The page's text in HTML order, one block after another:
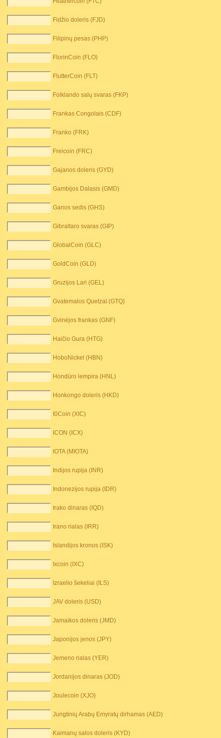
Fidžio doleris (FJD)
Filipinų pesas (PHP)
FlorinCoin (FLO)
FlutterCoin (FLT)
Folklando salų svaras (FKP)
Frankas Congolais (CDF)
Franko (FRK)
Freicoin (FRC)
Gajanos doleris (GYD)
Gambijos Dalasis (GMD)
Ganos sedis (GHS)
Gibraltaro svaras (GIP)
GlobalCoin (GLC)
GoldCoin (GLD)
Gruzijos Lari (GEL)
Gvatemalos Quetzal (GTQ)
Gvinėjos frankas (GNF)
Haičio Gura (HTG)
HoboNickel (HBN)
Hondūro lempira (HNL)
Honkongo doleris (HKD)
I0Coin (XIC)
ICON (ICX)
IOTA (MIOTA)
Indijos rupija (INR)
Indonezijos rupija (IDR)
Irako dinaras (IQD)
Irano rialas (IRR)
Islandijos kronos (ISK)
Ixcoin (IXC)
Izraelio šekeliai (ILS)
JAV doleris (USD)
Jamaikos doleris (JMD)
Japonijos jenos (JPY)
Jemeno rialas (YER)
Jordanijos dinaras (JOD)
Joulecoin (XJO)
Jungtinių Arabų Emyratų dirhamas (AED)
Kaimanų salos doleris (KYD)